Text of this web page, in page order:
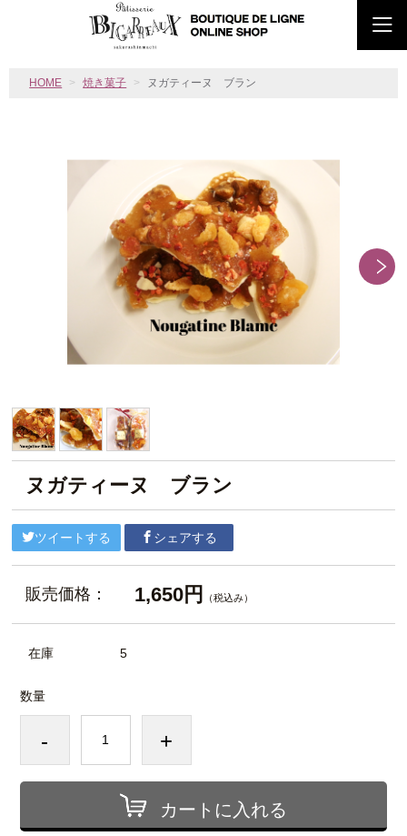
HOME 焼き菓子 ヌガティーヌ ブラン
ヌガティーヌ ブラン
ツイートする シェアする
販売価格： 1,650円 （税込み）
在庫 5
数量
- +
カートに入れる